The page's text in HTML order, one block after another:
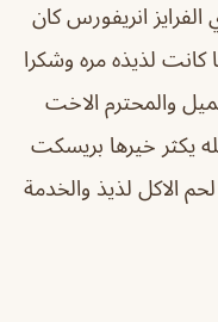
انريفورس كان
لذيذه مره وشكرا
والمحترم الاخت
يكثر خيرها بريسكت
الاكل لذيذ والخدمة